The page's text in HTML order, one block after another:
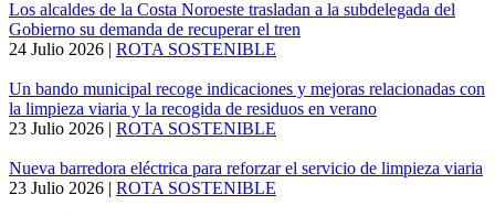
Los alcaldes de la Costa Noroeste trasladan a la subdelegada del
Gobierno su demanda de recuperar el tren
24 Julio 2026 | ROTA SOSTENIBLE
Un bando municipal recoge indicaciones y mejoras relacionadas con
la limpieza viaria y la recogida de residuos en verano
23 Julio 2026 | ROTA SOSTENIBLE
Nueva barredora eléctrica para reforzar el servicio de limpieza viaria
23 Julio 2026 | ROTA SOSTENIBLE